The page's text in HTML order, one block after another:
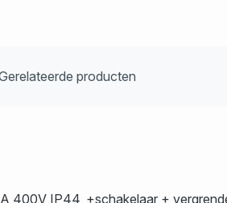
producten
400V IP44, +schakelaar +